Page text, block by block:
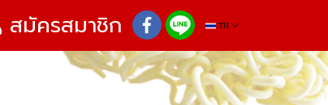
สมัครสมาชิก TH